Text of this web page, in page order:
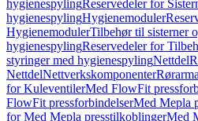
hygienespylingReservedeler for
hygienespylingHygienemoduler
HygienemodulerTilbehør til sisterner
hygienespylingReservedeler for
styringer med hygienespylingNettdel
NettdelNettverkskomponenter
for KuleventilerMed FlowFit
FlowFit pressforbindelserMed Mepla
for Med Mepla presstilkoblingerMed